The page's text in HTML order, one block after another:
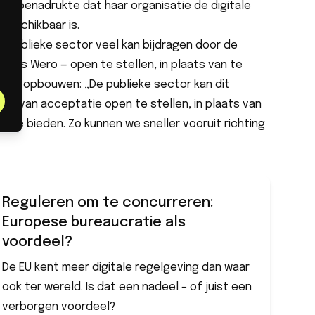
benadrukte dat haar organisatie de digitale
is.
publieke sector veel kan bijdragen door de
Wero — open te stellen, in plaats van te
al opbouwen: „De publieke sector kan dit
van acceptatie open te stellen, in plaats van
te bieden. Zo kunnen we sneller vooruit richting
Reguleren om te concurreren:
Europese bureaucratie als
voordeel?
De EU kent meer digitale regelgeving dan waar
ook ter wereld. Is dat een nadeel – of juist een
verborgen voordeel?